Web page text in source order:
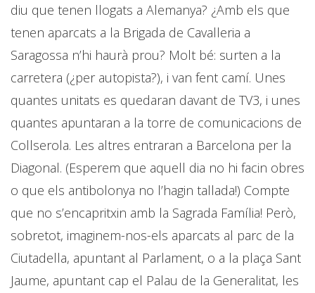
diu que tenen llogats a Alemanya? ¿Amb els que
tenen aparcats a la Brigada de Cavalleria a
Saragossa n’hi haurà prou? Molt bé: surten a la
carretera (¿per autopista?), i van fent camí. Unes
quantes unitats es quedaran davant de TV3, i unes
quantes apuntaran a la torre de comunicacions de
Collserola. Les altres entraran a Barcelona per la
Diagonal. (Esperem que aquell dia no hi facin obres
o que els antibolonya no l’hagin tallada!) Compte
que no s’encapritxin amb la Sagrada Família! Però,
sobretot, imaginem-nos-els aparcats al parc de la
Ciutadella, apuntant al Parlament, o a la plaça Sant
Jaume, apuntant cap el Palau de la Generalitat, les